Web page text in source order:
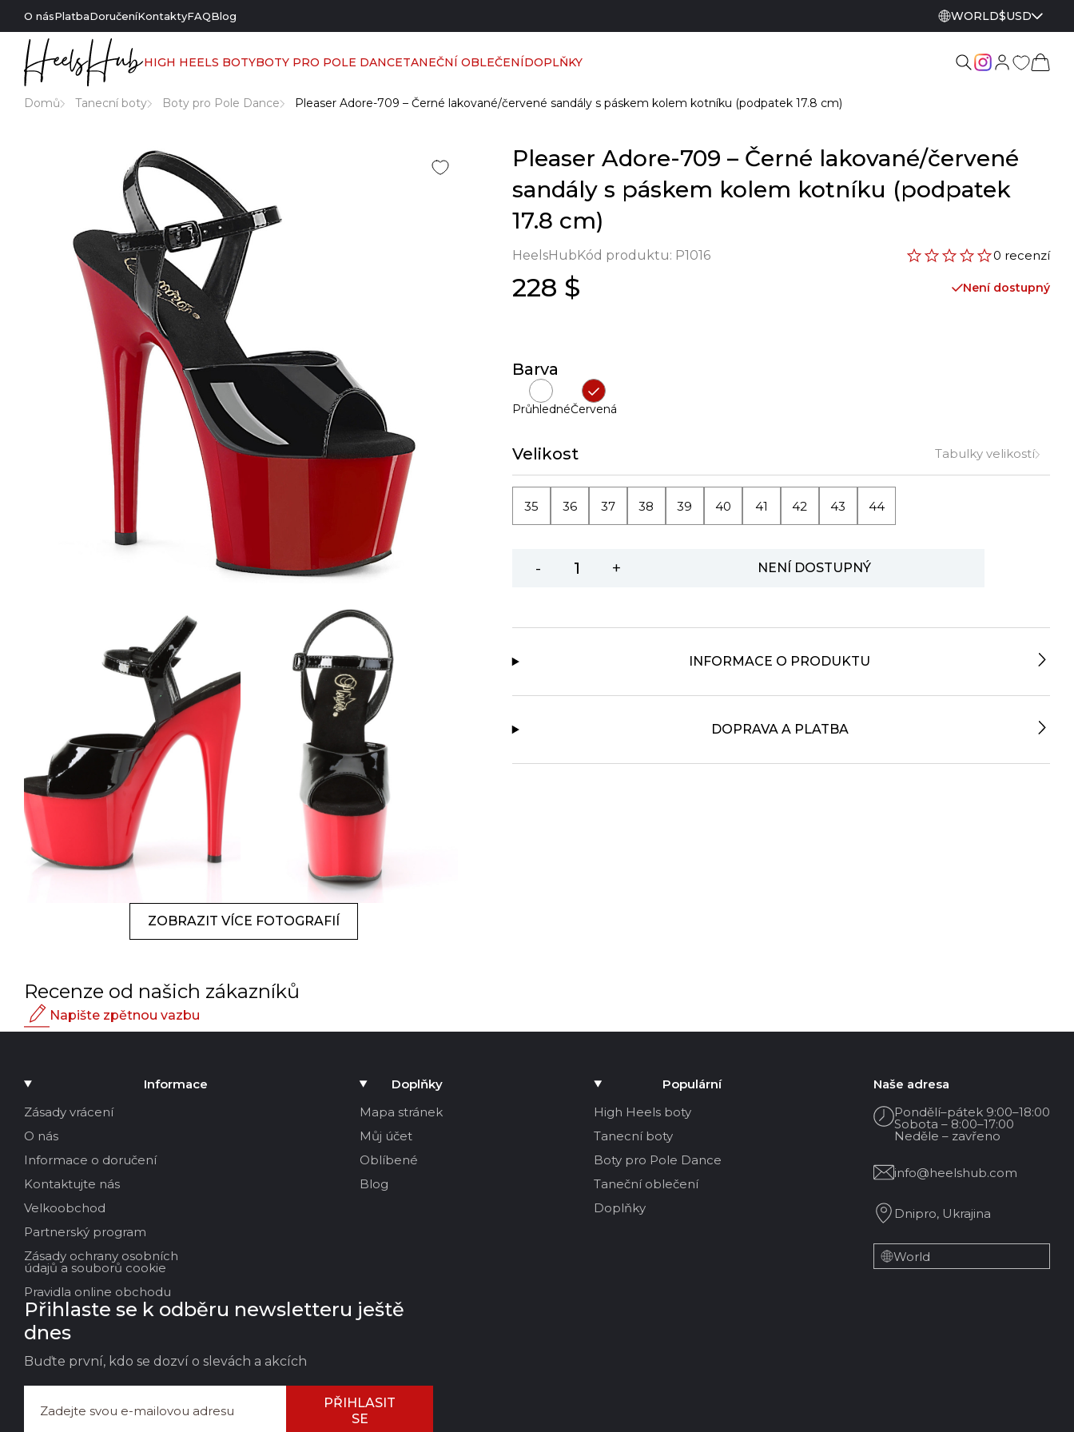
O násPlatbaDoručeníKontaktyFAQBlog WORLD$USD
HIGH HEELS BOTYBOTY PRO POLE DANCETANEČNÍ OBLEČENÍDOPLŇKY
Domů Tanecní boty Boty pro Pole Dance Pleaser Adore-709 – Černé lakované/červené sandály s páskem kolem kotníku (podpatek 17.8 cm)
ZOBRAZIT VÍCE FOTOGRAFIÍ
Pleaser Adore-709 – Černé lakované/červené
sandály s páskem kolem kotníku (podpatek
17.8 cm)
HeelsHubKód produktu: P1016 0 recenzí
228 $ Není dostupný
Barva
PrůhlednéČervená
Velikost Tabulky velikostí
35 36 37 38 39 40 41 42 43 44
- + NENÍ DOSTUPNÝ
INFORMACE O PRODUKTU
DOPRAVA A PLATBA
Recenze od našich zákazníků
Napište zpětnou vazbu
Vaše jméno
Váš email
Název recenze
Vaše zpětná vazba:
ZANECHAT ZPĚTNOU
ZRUŠIT RECENZI
Informace
Zásady vrácení
O nás
Informace o doručení
Kontaktujte nás
Velkoobchod
Partnerský program
Zásady ochrany osobních
údajů a souborů cookie
Pravidla online obchodu
Doplňky
Mapa stránek
Můj účet
Oblíbené
Blog
Populární
High Heels boty
Tanecní boty
Boty pro Pole Dance
Taneční oblečení
Doplňky
Naše adresa
Pondělí–pátek 9:00–18:00
Sobota – 8:00–17:00
Neděle – zavřeno
info@heelshub.com
Dnipro, Ukrajina
World
Přihlaste se k odběru newsletteru ještě
dnes
Buďte první, kdo se dozví o slevách a akcích
PŘIHLASIT
SE